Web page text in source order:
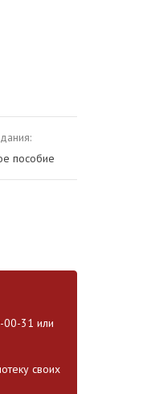
пособие
00-31 или
своих